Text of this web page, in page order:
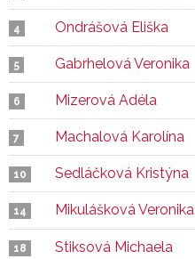
4 Ondrášová Eliška
5 Gabrhelová Veronika
6 Mizerová Adéla
7 Machalová Karolína
10 Sedláčková Kristýna
14 Mikulášková Veronika
18 Stiksová Michaela